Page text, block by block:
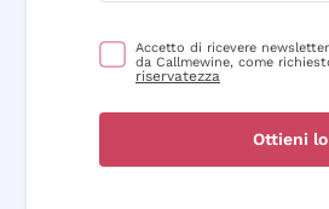
Accetto di ricevere
da Callmewine, come
riservatezza
Ottieni